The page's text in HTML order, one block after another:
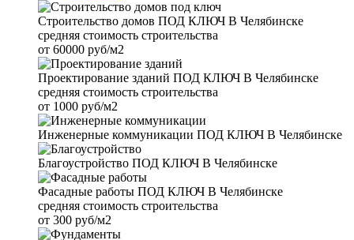
Строительство домов ПОД КЛЮЧ В Челябинске
средняя стоимость строительства
от 60000 руб/м2
Проектирование зданий ПОД КЛЮЧ В Челябинске
средняя стоимость строительства
от 1000 руб/м2
Инженерные коммуникации ПОД КЛЮЧ В Челябинске
Благоустройство ПОД КЛЮЧ В Челябинске
Фасадные работы ПОД КЛЮЧ В Челябинске
средняя стоимость строительства
от 300 руб/м2